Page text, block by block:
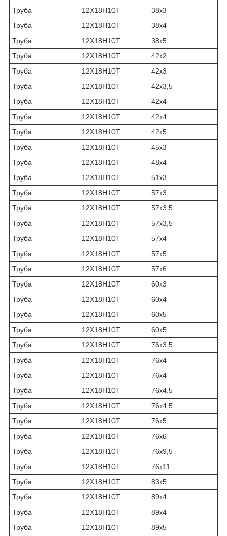
Труба
12Х18Н10Т
38х3
Труба
12Х18Н10Т
38х4
Труба
12Х18Н10Т
38х5
Труба
12Х18Н10Т
42х2
Труба
12Х18Н10Т
42х3
Труба
12Х18Н10Т
42х3,5
Труба
12Х18Н10Т
42х4
Труба
12Х18Н10Т
42х4
Труба
12Х18Н10Т
42х5
Труба
12Х18Н10Т
45х3
Труба
12Х18Н10Т
48х4
Труба
12Х18Н10Т
51х3
Труба
12Х18Н10Т
57х3
Труба
12Х18Н10Т
57х3,5
Труба
12Х18Н10Т
57х3,5
Труба
12Х18Н10Т
57х4
Труба
12Х18Н10Т
57х5
Труба
12Х18Н10Т
57х6
Труба
12Х18Н10Т
60х3
Труба
12Х18Н10Т
60х4
Труба
12Х18Н10Т
60х5
Труба
12Х18Н10Т
60х5
Труба
12Х18Н10Т
76х3,5
Труба
12Х18Н10Т
76х4
Труба
12Х18Н10Т
76х4
Труба
12Х18Н10Т
76х4,5
Труба
12Х18Н10Т
76х4,5
Труба
12Х18Н10Т
76х5
Труба
12Х18Н10Т
76х6
Труба
12Х18Н10Т
76х9,5
Труба
12Х18Н10Т
76х11
Труба
12Х18Н10Т
83х5
Труба
12Х18Н10Т
89х4
Труба
12Х18Н10Т
89х4
Труба
12Х18Н10Т 89х5